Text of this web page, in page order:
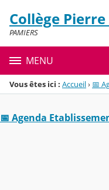
Menu de la rubrique
Contenu
Collège
PAMIERS
MENU
Vous êtes ici : Accueil› 📅
📅 Agenda